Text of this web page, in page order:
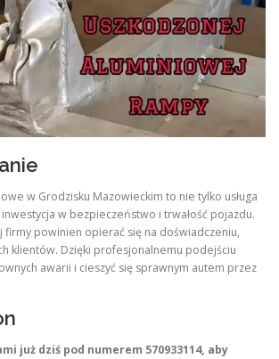
w Grodzisku Mazowieckim to nie tylko usługa
w bezpieczeństwo i trwałość pojazdu.
powinien opierać się na doświadczeniu,
klientów. Dzięki profesjonalnemu podejściu
awarii i cieszyć się sprawnym autem przez
już dziś pod numerem 570933114, aby